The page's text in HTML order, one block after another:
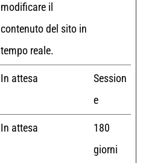
modificare il
contenuto del sito in
tempo reale.
In attesa
Session
e
In attesa
180
giorni